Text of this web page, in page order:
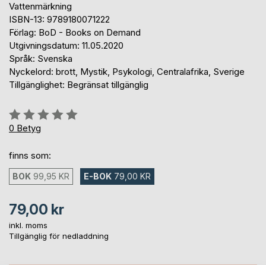
Vattenmärkning
ISBN-13: 9789180071222
Förlag: BoD - Books on Demand
Utgivningsdatum: 11.05.2020
Språk: Svenska
Nyckelord: brott, Mystik, Psykologi, Centralafrika, Sverige
Tillgänglighet: Begränsat tillgänglig
Betyg::
0%
0 Betyg
finns som:
BOK 99,95 KR E-BOK 79,00 KR
79,00 kr
inkl. moms
Tillgänglig för nedladdning